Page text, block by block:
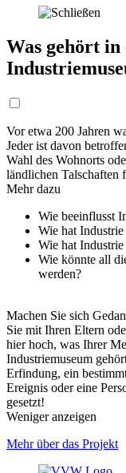
Was gehört
Vor etwa 200 Jahren
Jeder ist davon
Wahl des Wohnorts
ländlichen Talschaften
Mehr dazu
Wie beeinflusst
Wie hat
Wie hat
Wie könnte all
werden?
Machen Sie sich
Sie mit Ihren Eltern
hier hoch, was Ihrer
Industriemuseum
Erfindung, ein
Ereignis oder eine
gesetzt!
Weniger anzeigen
Mehr über das Projekt